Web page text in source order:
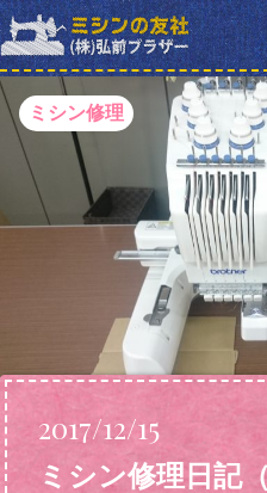
ミシン修理
2017/12/15
ミシン修理日記